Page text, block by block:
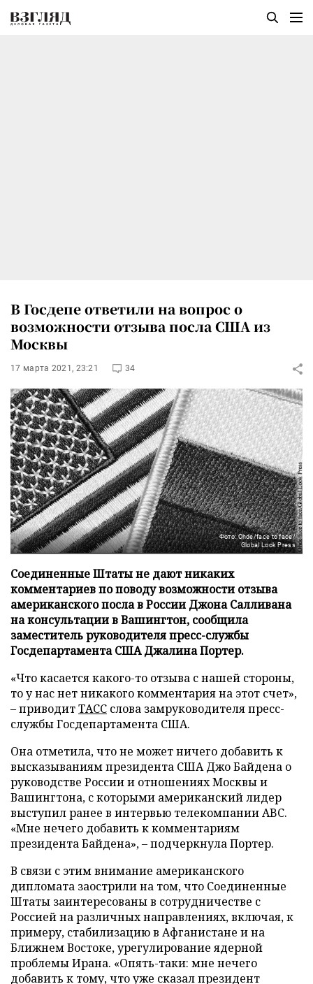
В Госдепе ответили на вопрос о
возможности отзыва посла США из
Москвы
17 марта 2021, 23:21 34
Фото: Ohde/face to face/
Global Look Press
Соединенные Штаты не дают никаких
комментариев по поводу возможности отзыва
американского посла в России Джона Салливана
на консультации в Вашингтон, сообщила
заместитель руководителя пресс-службы
Госдепартамента США Джалина Портер.
«Что касается какого-то отзыва с нашей стороны,
то у нас нет никакого комментария на этот счет»,
– приводитТАСС слова замруководителя пресс-
службы Госдепартамента США.
Она отметила, что не может ничего добавить к
высказываниям президента США Джо Байдена о
руководстве России и отношениях Москвы и
Вашингтона, с которыми американский лидер
выступил ранее в интервью телекомпании ABC.
«Мне нечего добавить к комментариям
президента Байдена», – подчеркнула Портер.
В связи с этим внимание американского
дипломата заострили на том, что Соединенные
Штаты заинтересованы в сотрудничестве с
Россией на различных направлениях, включая, к
примеру, стабилизацию в Афганистане и на
Ближнем Востоке, урегулирование ядерной
проблемы Ирана. «Опять-таки: мне нечего
добавить к тому, что уже сказал президент